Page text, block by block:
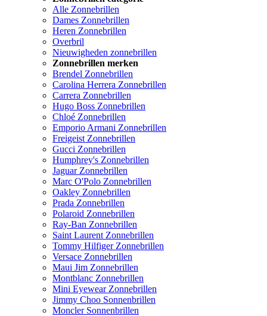
Alle Zonnebrillen
Dames Zonnebrillen
Heren Zonnebrillen
Overbril
Nieuwigheden zonnebrillen
Zonnebrillen merken
Brendel Zonnebrillen
Carolina Herrera Zonnebrillen
Carrera Zonnebrillen
Hugo Boss Zonnebrillen
Chloé Zonnebrillen
Emporio Armani Zonnebrillen
Freigeist Zonnebrillen
Gucci Zonnebrillen
Humphrey's Zonnebrillen
Jaguar Zonnebrillen
Marc O'Polo Zonnebrillen
Oakley Zonnebrillen
Prada Zonnebrillen
Polaroid Zonnebrillen
Ray-Ban Zonnebrillen
Saint Laurent Zonnebrillen
Tommy Hilfiger Zonnebrillen
Versace Zonnebrillen
Maui Jim Zonnebrillen
Montblanc Zonnebrillen
Mini Eyewear Zonnebrillen
Jimmy Choo Sonnenbrillen
Moncler Sonnenbrillen